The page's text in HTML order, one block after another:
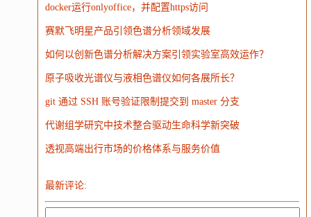
电子 娱乐 设计 摄影 nginx
WordPress HTTP 团建 数码电器
docker运行onlyoffice，并配置https访问
赛默飞明星产品引领色谱分析领域发展
如何以创新色谱分析解决方案引领实验室高效运作？
原子吸收光谱仪与液相色谱仪如何各展所长？
git 通过 SSH 账号验证限制提交到 master 分支
代谢组学研究中技术整合驱动生命科学新突破
透视高端出行市场的价格体系与服务价值
最新评论: